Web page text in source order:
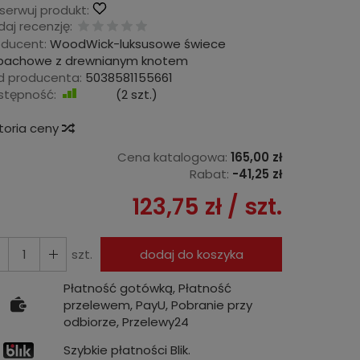
produkt:
recenzję:
WoodWick-luksusowe świece
z drewnianym knotem
producenta: 5038581155661
(2 szt.)
ceny
Cena katalogowa: 165,00 zł
Rabat: -41,25 zł
123,75 zł / szt.
szt.
dodaj do koszyka
Płatność gotówką, Płatność
przelewem, PayU, Pobranie przy
odbiorze, Przelewy24
Szybkie płatności Blik.